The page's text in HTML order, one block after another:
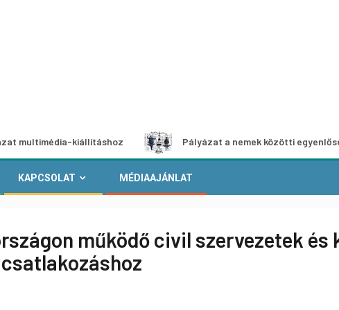
kiállításhoz Pályázat a nemek közötti egyenlőség európai
KAPCSOLAT MÉDIAAJÁNLAT
működő civil szervezetek és
csatlakozáshoz